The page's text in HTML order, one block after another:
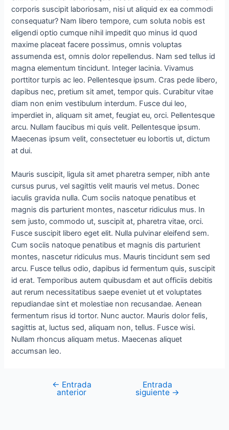
corporis suscipit laboriosam, nisi ut aliquid ex ea commodi
consequatur? Nam libero tempore, cum soluta nobis est
eligendi optio cumque nihil impedit quo minus id quod
maxime placeat facere possimus, omnis voluptas
assumenda est, omnis dolor repellendus. Nam sed tellus id
magna elementum tincidunt. Integer lacinia. Vivamus
porttitor turpis ac leo. Pellentesque ipsum. Cras pede libero,
dapibus nec, pretium sit amet, tempor quis. Curabitur vitae
diam non enim vestibulum interdum. Fusce dui leo,
imperdiet in, aliquam sit amet, feugiat eu, orci. Pellentesque
arcu. Nullam faucibus mi quis velit. Pellentesque ipsum.
Maecenas ipsum velit, consectetuer eu lobortis ut, dictum
at dui.
Mauris suscipit, ligula sit amet pharetra semper, nibh ante
cursus purus, vel sagittis velit mauris vel metus. Donec
iaculis gravida nulla. Cum sociis natoque penatibus et
magnis dis parturient montes, nascetur ridiculus mus. In
sem justo, commodo ut, suscipit at, pharetra vitae, orci.
Fusce suscipit libero eget elit. Nulla pulvinar eleifend sem.
Cum sociis natoque penatibus et magnis dis parturient
montes, nascetur ridiculus mus. Mauris tincidunt sem sed
arcu. Fusce tellus odio, dapibus id fermentum quis, suscipit
id erat. Temporibus autem quibusdam et aut officiis debitis
aut rerum necessitatibus saepe eveniet ut et voluptates
repudiandae sint et molestiae non recusandae. Aenean
fermentum risus id tortor. Nunc auctor. Mauris dolor felis,
sagittis at, luctus sed, aliquam non, tellus. Fusce wisi.
Nullam rhoncus aliquam metus. Maecenas aliquet
accumsan leo.
← Entrada
anterior
Entrada
siguiente →